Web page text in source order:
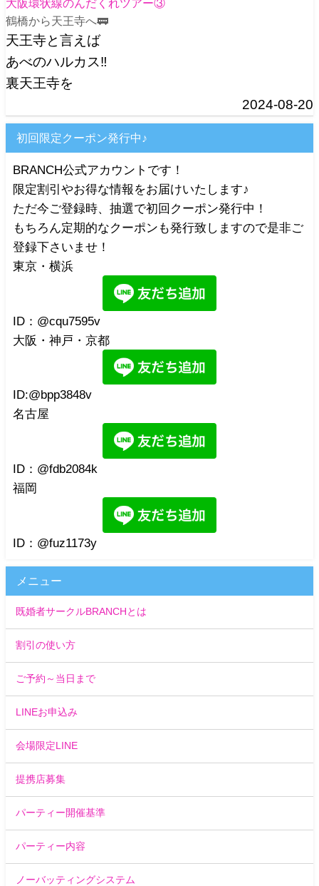
大阪環状線のんだくれツアー③
鶴橋から天王寺へ🚃
天王寺と言えば
あべのハルカス‼️
裏天王寺を
2024-08-20
初回限定クーポン発行中♪
BRANCH公式アカウントです！
限定割引やお得な情報をお届けいたします♪
ただ今ご登録時、抽選で初回クーポン発行中！
もちろん定期的なクーポンも発行致しますので是非ご
登録下さいませ！
東京・横浜
ID：@cqu7595v
大阪・神戸・京都
ID:@bpp3848v
名古屋
ID：@fdb2084k
福岡
ID：@fuz1173y
メニュー
既婚者サークルBRANCHとは
割引の使い方
ご予約～当日まで
LINEお申込み
会場限定LINE
提携店募集
パーティー開催基準
パーティー内容
ノーバッティングシステム